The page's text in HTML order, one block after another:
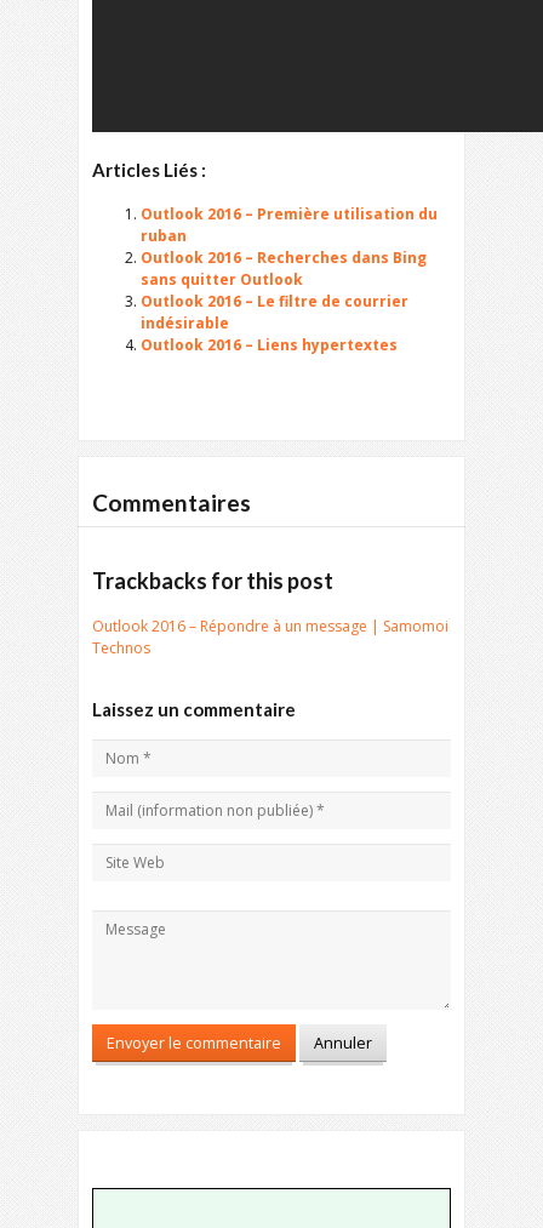
Articles Liés :
Outlook 2016 – Première utilisation du
ruban
Outlook 2016 – Recherches dans Bing
sans quitter Outlook
Outlook 2016 – Le filtre de courrier
indésirable
Outlook 2016 – Liens hypertextes
Commentaires
Trackbacks for this post
Outlook 2016 – Répondre à un message | Samomoi
Technos
Laissez un commentaire